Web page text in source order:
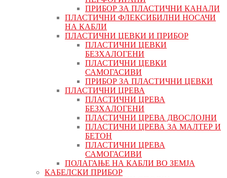
ПРИБОР ЗА ПЛАСТИЧНИ КАНАЛИ
ПЛАСТИЧНИ ФЛЕКСИБИЛНИ НОСАЧИ
НА КАБЛИ
ПЛАСТИЧНИ ЦЕВКИ И ПРИБОР
ПЛАСТИЧНИ ЦЕВКИ
БЕЗХАЛОГЕНИ
ПЛАСТИЧНИ ЦЕВКИ
САМОГАСИВИ
ПРИБОР ЗА ПЛАСТИЧНИ ЦЕВКИ
ПЛАСТИЧНИ ЦРЕВА
ПЛАСТИЧНИ ЦРЕВА
БЕЗХАЛОГЕНИ
ПЛАСТИЧНИ ЦРЕВА ДВОСЛОЈНИ
ПЛАСТИЧНИ ЦРЕВА ЗА МАЛТЕР И
БЕТОН
ПЛАСТИЧНИ ЦРЕВА
САМОГАСИВИ
ПОЛАГАЊЕ НА КАБЛИ ВО ЗЕМЈА
КАБЕЛСКИ ПРИБОР